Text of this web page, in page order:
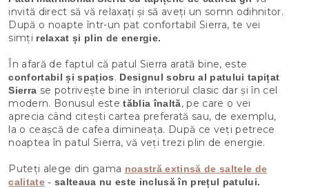
invită direct să vă relaxați și să aveți un somn odihnitor.
După o noapte într-un pat confortabil Sierra, te vei
simți relaxat și plin de energie.
În afară de faptul că patul Sierra arată bine, este
confortabil și spațios. Designul sobru al patului tapițat
Sierra se potrivește bine în interiorul clasic dar și în cel
modern. Bonusul estetăblia înaltă, pe care o vei
aprecia când citești cartea preferată sau, de exemplu,
la o ceașcă de cafea dimineața. După ce veți petrece
noaptea în patul Sierra, vă veți trezi plin de energie.
Puteți alege din gama noastră extinsă de saltele de
calitate- salteaua nu este inclusă în prețul patului.